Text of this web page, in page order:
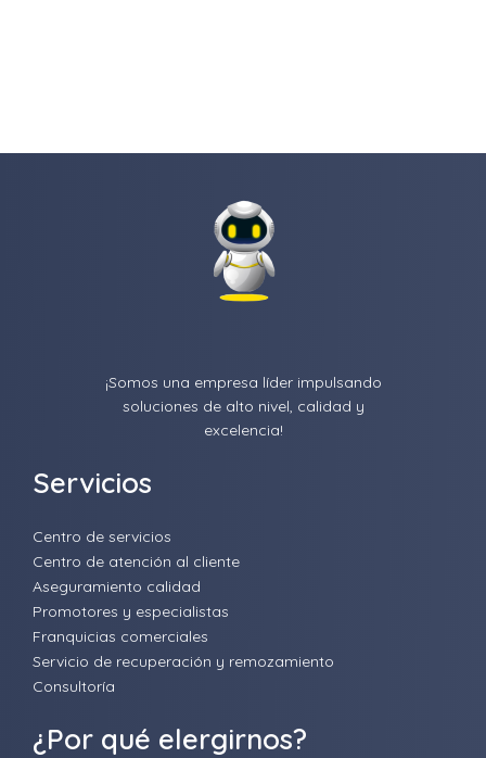
¡Somos una empresa líder impulsando
soluciones de alto nivel, calidad y
excelencia!
Servicios
Centro de servicios
Centro de atención al cliente
Aseguramiento calidad
Promotores y especialistas
Franquicias comerciales
Servicio de recuperación y remozamiento
Consultoría
¿Por qué elergirnos?